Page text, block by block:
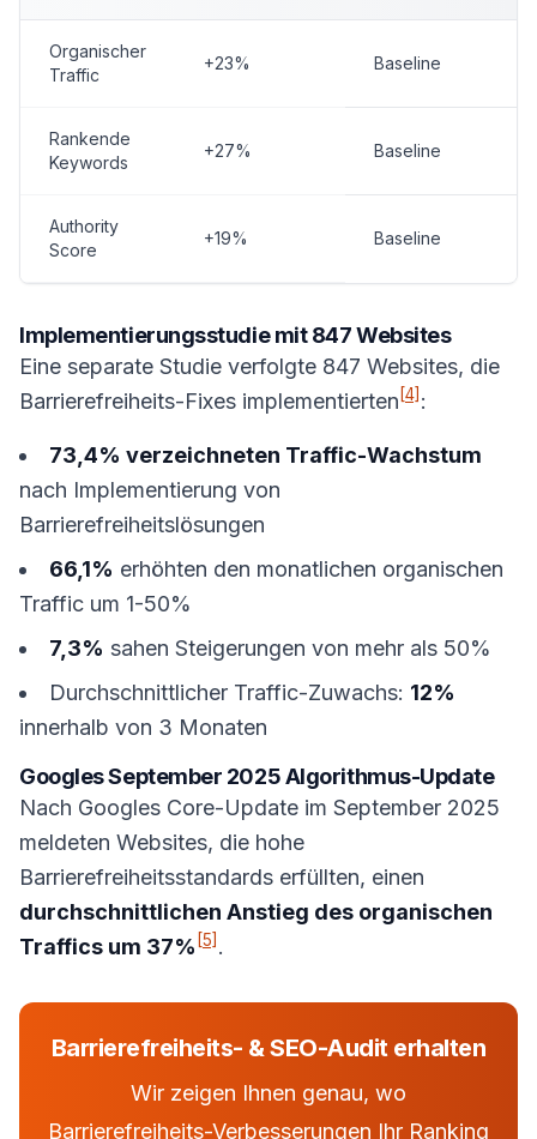
Organischer
Traffic
+23% Baseline
Rankende
Keywords
+27% Baseline
Authority
Score
+19% Baseline
Implementierungsstudie mit 847 Websites
Eine separate Studie verfolgte 847 Websites, die
Barrierefreiheits-Fixes implementierten [4] :
73,4% verzeichneten Traffic-Wachstum
nach Implementierung von
Barrierefreiheitslösungen
66,1% erhöhten den monatlichen organischen
Traffic um 1-50%
7,3% sahen Steigerungen von mehr als 50%
Durchschnittlicher Traffic-Zuwachs: 12%
innerhalb von 3 Monaten
Googles September 2025 Algorithmus-Update
Nach Googles Core-Update im September 2025
meldeten Websites, die hohe
Barrierefreiheitsstandards erfüllten, einen
durchschnittlichen Anstieg des organischen
Traffics um 37% [5] .
Barrierefreiheits- & SEO-Audit erhalten
Wir zeigen Ihnen genau, wo
Barrierefreiheits-Verbesserungen Ihr Ranking